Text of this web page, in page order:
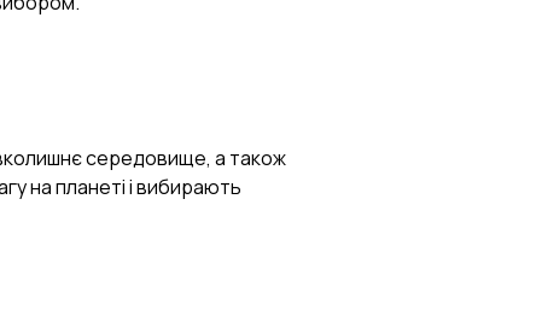
середовище, а також
на планеті і вибирають